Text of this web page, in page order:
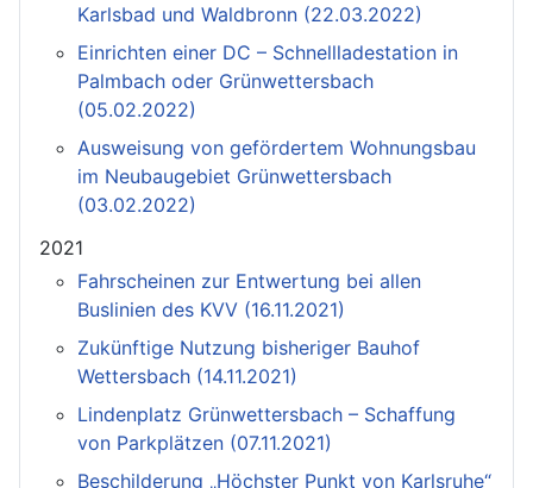
Karlsbad und Waldbronn (22.03.2022)
Einrichten einer DC – Schnellladestation in
Palmbach oder Grünwettersbach
(05.02.2022)
Ausweisung von gefördertem Wohnungsbau
im Neubaugebiet Grünwettersbach
(03.02.2022)
2021
Fahrscheinen zur Entwertung bei allen
Buslinien des KVV (16.11.2021)
Zukünftige Nutzung bisheriger Bauhof
Wettersbach (14.11.2021)
Lindenplatz Grünwettersbach – Schaffung
von Parkplätzen (07.11.2021)
Beschilderung „Höchster Punkt von Karlsruhe“